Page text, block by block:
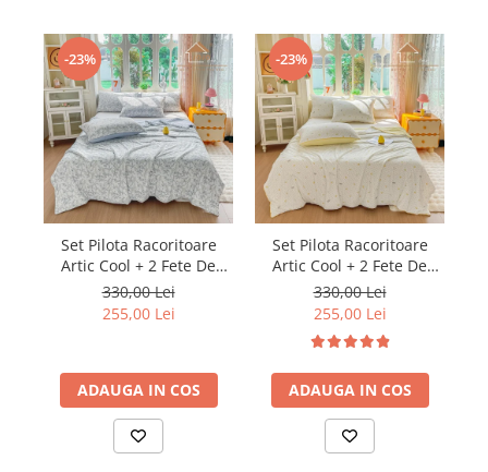
-23%
Set Pilota Racoritoare
Artic Cool + 2 Fete De
Perna
330,00 Lei
255,00 Lei
ADAUGA IN COS
-23%
Set Pilota Racoritoare
Artic Cool + 2 Fete De
Perna
330,00 Lei
255,00 Lei
ADAUGA IN COS